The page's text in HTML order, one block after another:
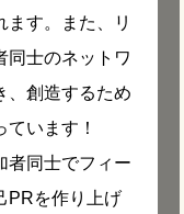
ます。また、リ
同士のネットワ
、創造するため
います！
者同士でフィー
PRを作り上げ